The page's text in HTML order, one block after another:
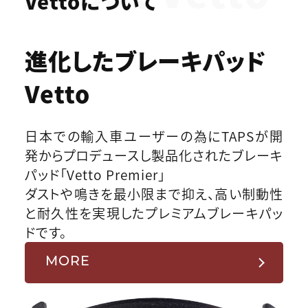
進化したブレーキパッド
Vetto
日本での輸入車ユーザーの為にTAPSが開
発からプロデュースし製品化されたブレーキ
パッド「Vetto Premier」
ダストや鳴きを最小限まで抑え、高い制動性
と耐久性を実現したプレミアムブレーキパッ
ドです。
MORE